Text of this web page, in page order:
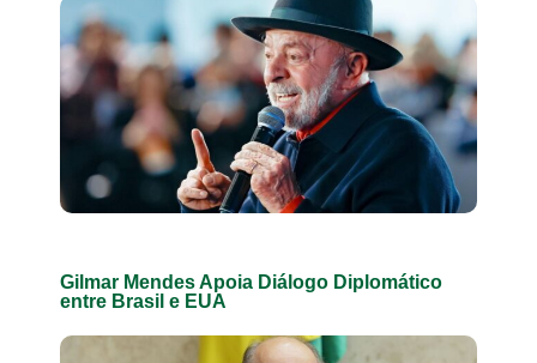
Gilmar Mendes Apoia Diálogo Diplomático
entre Brasil e EUA